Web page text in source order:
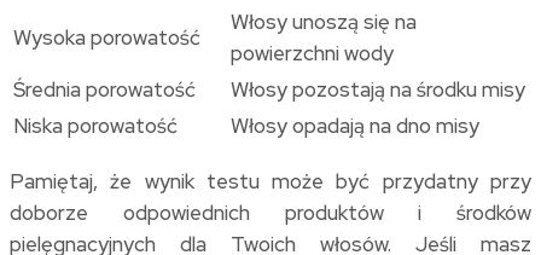
Wysoka porowatość
Włosy unoszą się na
powierzchni wody
Średnia porowatość
Włosy pozostają na środku misy
Niska porowatość
Włosy opadają na dno misy
Pamiętaj, że wynik testu może być przydatny przy
doborze odpowiednich produktów i środków
pielęgnacyjnych dla Twoich włosów. Jeśli masz